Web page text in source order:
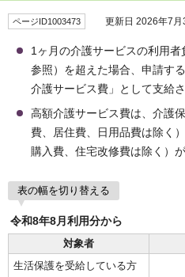
ページID1003473 更新日 2026年7月
1ヶ月の介護サービスの利用
参照）を超えた場合、申請す
介護サービス費」として支給さ
高額介護サービス費は、介護
費、居住費、日用品費は除く
購入費、住宅改修費は除く）
表の幅を切り替える
令和8年8月利用分から
対象者
生活保護を受給している方